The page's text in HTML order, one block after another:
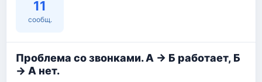
11
сообщ.
Проблема со звонками. А -> Б работает, Б
-> А нет.